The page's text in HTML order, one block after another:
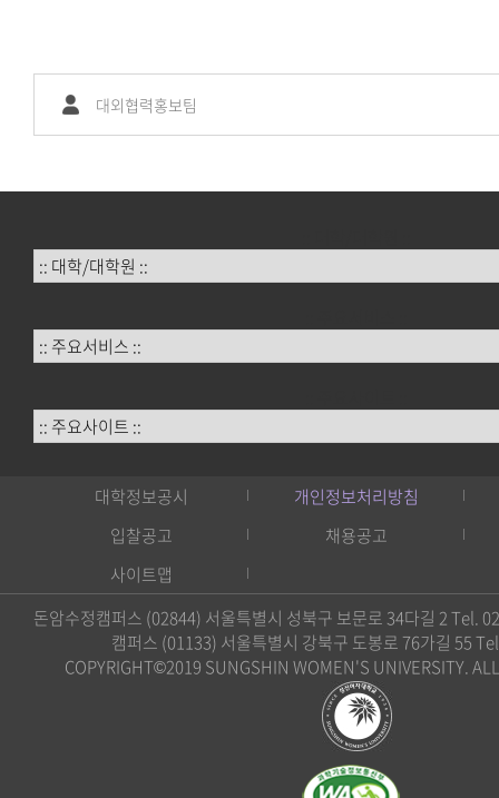
대외협력홍보팀
대학정보공시
개인정보처리방침
입찰공고
채용공고
사이트맵
돈암수정캠퍼스 (02844) 서울특별시 성북구 보문로 34다길 2 Tel.
캠퍼스 (01133) 서울특별시 강북구 도봉로 76가길 55
COPYRIGHT©2019 SUNGSHIN WOMEN'S UNIVERSITY.